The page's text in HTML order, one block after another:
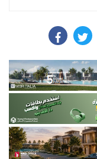
facebook